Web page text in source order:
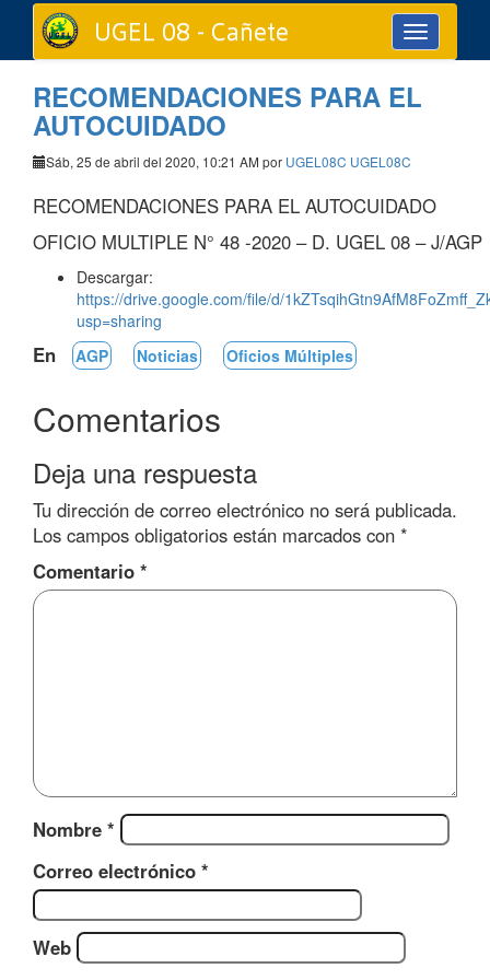
Toggle
navigation
UGEL 08 - Cañete
RECOMENDACIONES PARA EL
AUTOCUIDADO
Sáb, 25 de abril del 2020, 10:21 AM por UGEL08C UGEL08C
RECOMENDACIONES PARA EL AUTOCUIDADO
OFICIO MULTIPLE N° 48 -2020 – D. UGEL 08 – J/AGP
Descargar:
https://drive.google.com/file/d/
usp=sharing
En AGP Noticias Oficios Múltiples
Comentarios
Deja una respuesta
Tu dirección de correo electrónico no será publicada.
Los campos obligatorios están marcados con *
Comentario *
Nombre *
Correo electrónico *
Web